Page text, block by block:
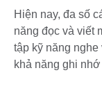
Hiện nay, đa số
năng đọc và viết
tập kỹ năng
khả năng ghi